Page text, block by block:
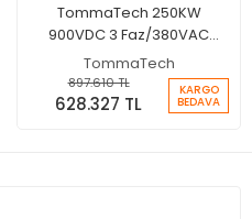
TommaTech 250KW
900VDC 3 Faz/380VAC
Sulama Pompası İnverteri
TommaTech
897.610 TL
628.327 TL
KARGO
BEDAVA